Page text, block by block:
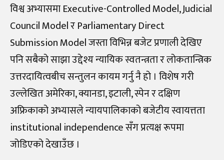
विश्व अभ्यासमा Executive-Controlled Model, Judicial
Council Model र Parliamentary Direct
Submission Model जस्ता विभिन्न बजेट प्रणाली देखिए
पनि सबैको साझा उद्देश्य न्यायिक स्वतन्त्रता र लोकतान्त्रिक
उत्तरदायित्वबीच सन्तुलन कायम गर्नु नै हो । विशेष गरी
उल्लेखित अमेरिका, क्यानडा, इटाली, स्पेन र दक्षिण
अफ्रिकाको अभ्यासले न्यायपालिकाको बजेटीय स्वायत्तता
institutional independence सँग प्रत्यक्ष रूपमा
जोडिएको देखाउँछ ।